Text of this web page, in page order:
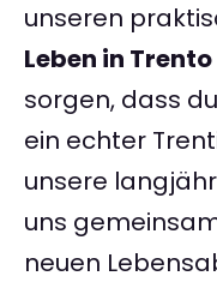
unseren
Leben in Trento
sorgen, dass
ein echter
unsere
uns
neuen